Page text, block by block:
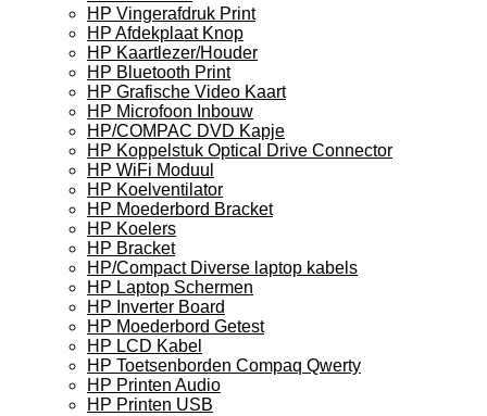
HP Vingerafdruk Print
HP Afdekplaat Knop
HP Kaartlezer/Houder
HP Bluetooth Print
HP Grafische Video Kaart
HP Microfoon Inbouw
HP/COMPAC DVD Kapje
HP Koppelstuk Optical Drive Connector
HP WiFi Moduul
HP Koelventilator
HP Moederbord Bracket
HP Koelers
HP Bracket
HP/Compact Diverse laptop kabels
HP Laptop Schermen
HP Inverter Board
HP Moederbord Getest
HP LCD Kabel
HP Toetsenborden Compaq Qwerty
HP Printen Audio
HP Printen USB